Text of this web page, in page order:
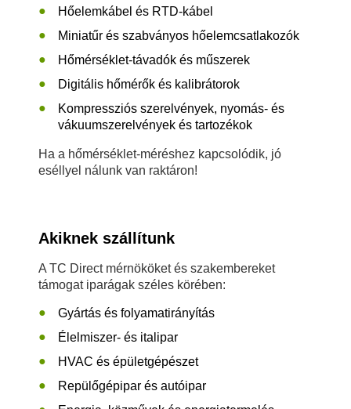
Hőelemkábel és RTD-kábel
Miniatűr és szabványos hőelemcsatlakozók
Hőmérséklet-távadók és műszerek
Digitális hőmérők és kalibrátorok
Kompressziós szerelvények, nyomás- és
vákuumszerelvények és tartozékok
Ha a hőmérséklet-méréshez kapcsolódik, jó
eséllyel nálunk van raktáron!
Akiknek szállítunk
A TC Direct mérnököket és szakembereket
támogat iparágak széles körében:
Gyártás és folyamatirányítás
Élelmiszer- és italipar
HVAC és épületgépészet
Repülőgépipar és autóipar